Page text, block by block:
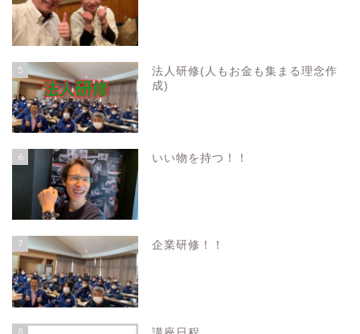
5
法人研修(人もお金も集まる理念作
成)
6 いい物を持つ！！
7 企業研修！！
8